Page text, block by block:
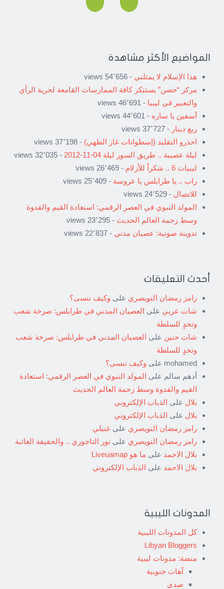
المواضيع الأكثر مشاهدة
هذا الإسلام لا يمثلني - 54٬656 views
مركز “حصن” يستنكر كافة الممارسات القامعة لحرية الرأي
والتعبير في ليبيا - 46٬691 views
آسفين يا ساره - 44٬601 views
ربع دينار - 37٬727 views
احذرو التقليد (إسطوانات غاز الطهي) - 37٬198 views
ليلة عصيبة .. طريق السور ليلة 04-11-2012
- 32٬035 views
ليبيات 6 .. شكراً للأزلام
- 26٬469 views
راب .. يا طرابلس يا عروسة - 25٬409 views
للاتصال - 24٬529 views
المولد النبوي في العصر الرقمي: استعادة القيم والقدوة
وسط زحمة العالم الحديث - 23٬295 views
تدوينة صوتية: عصيان مدني - 22٬837 views
أحدث التعليقات
رامز رمضان النويصري على وكيف ننسى؟
شات عربي على العصيان المدني في طرابلس: صرخة شعب
وتحدٍ للسلطة
شات حنين على العصيان المدني في طرابلس: صرخة شعب
وتحدٍ للسلطة
mohamed على وكيف ننسى؟
أدهم سالم على المولد النبوي في العصر الرقمي: استعادة
القيم والقدوة وسط زحمة العالم الحديث
بلال على الذباب الإلكتروني
بلال على الذباب الإلكتروني
رامز رمضان النويصري على غنيلي
رامز رمضان النويصري على نور التاجوري .. والحقيقة الغائبة
بلال الاحمد على ما هو Liveuamap
بلال الاحمد على الذباب الإلكتروني
المدونات الليبية
كل المدونات الليبية
Libyan Bloggers
منصة: مدونات ليبية
آهات جنوبية
صدى